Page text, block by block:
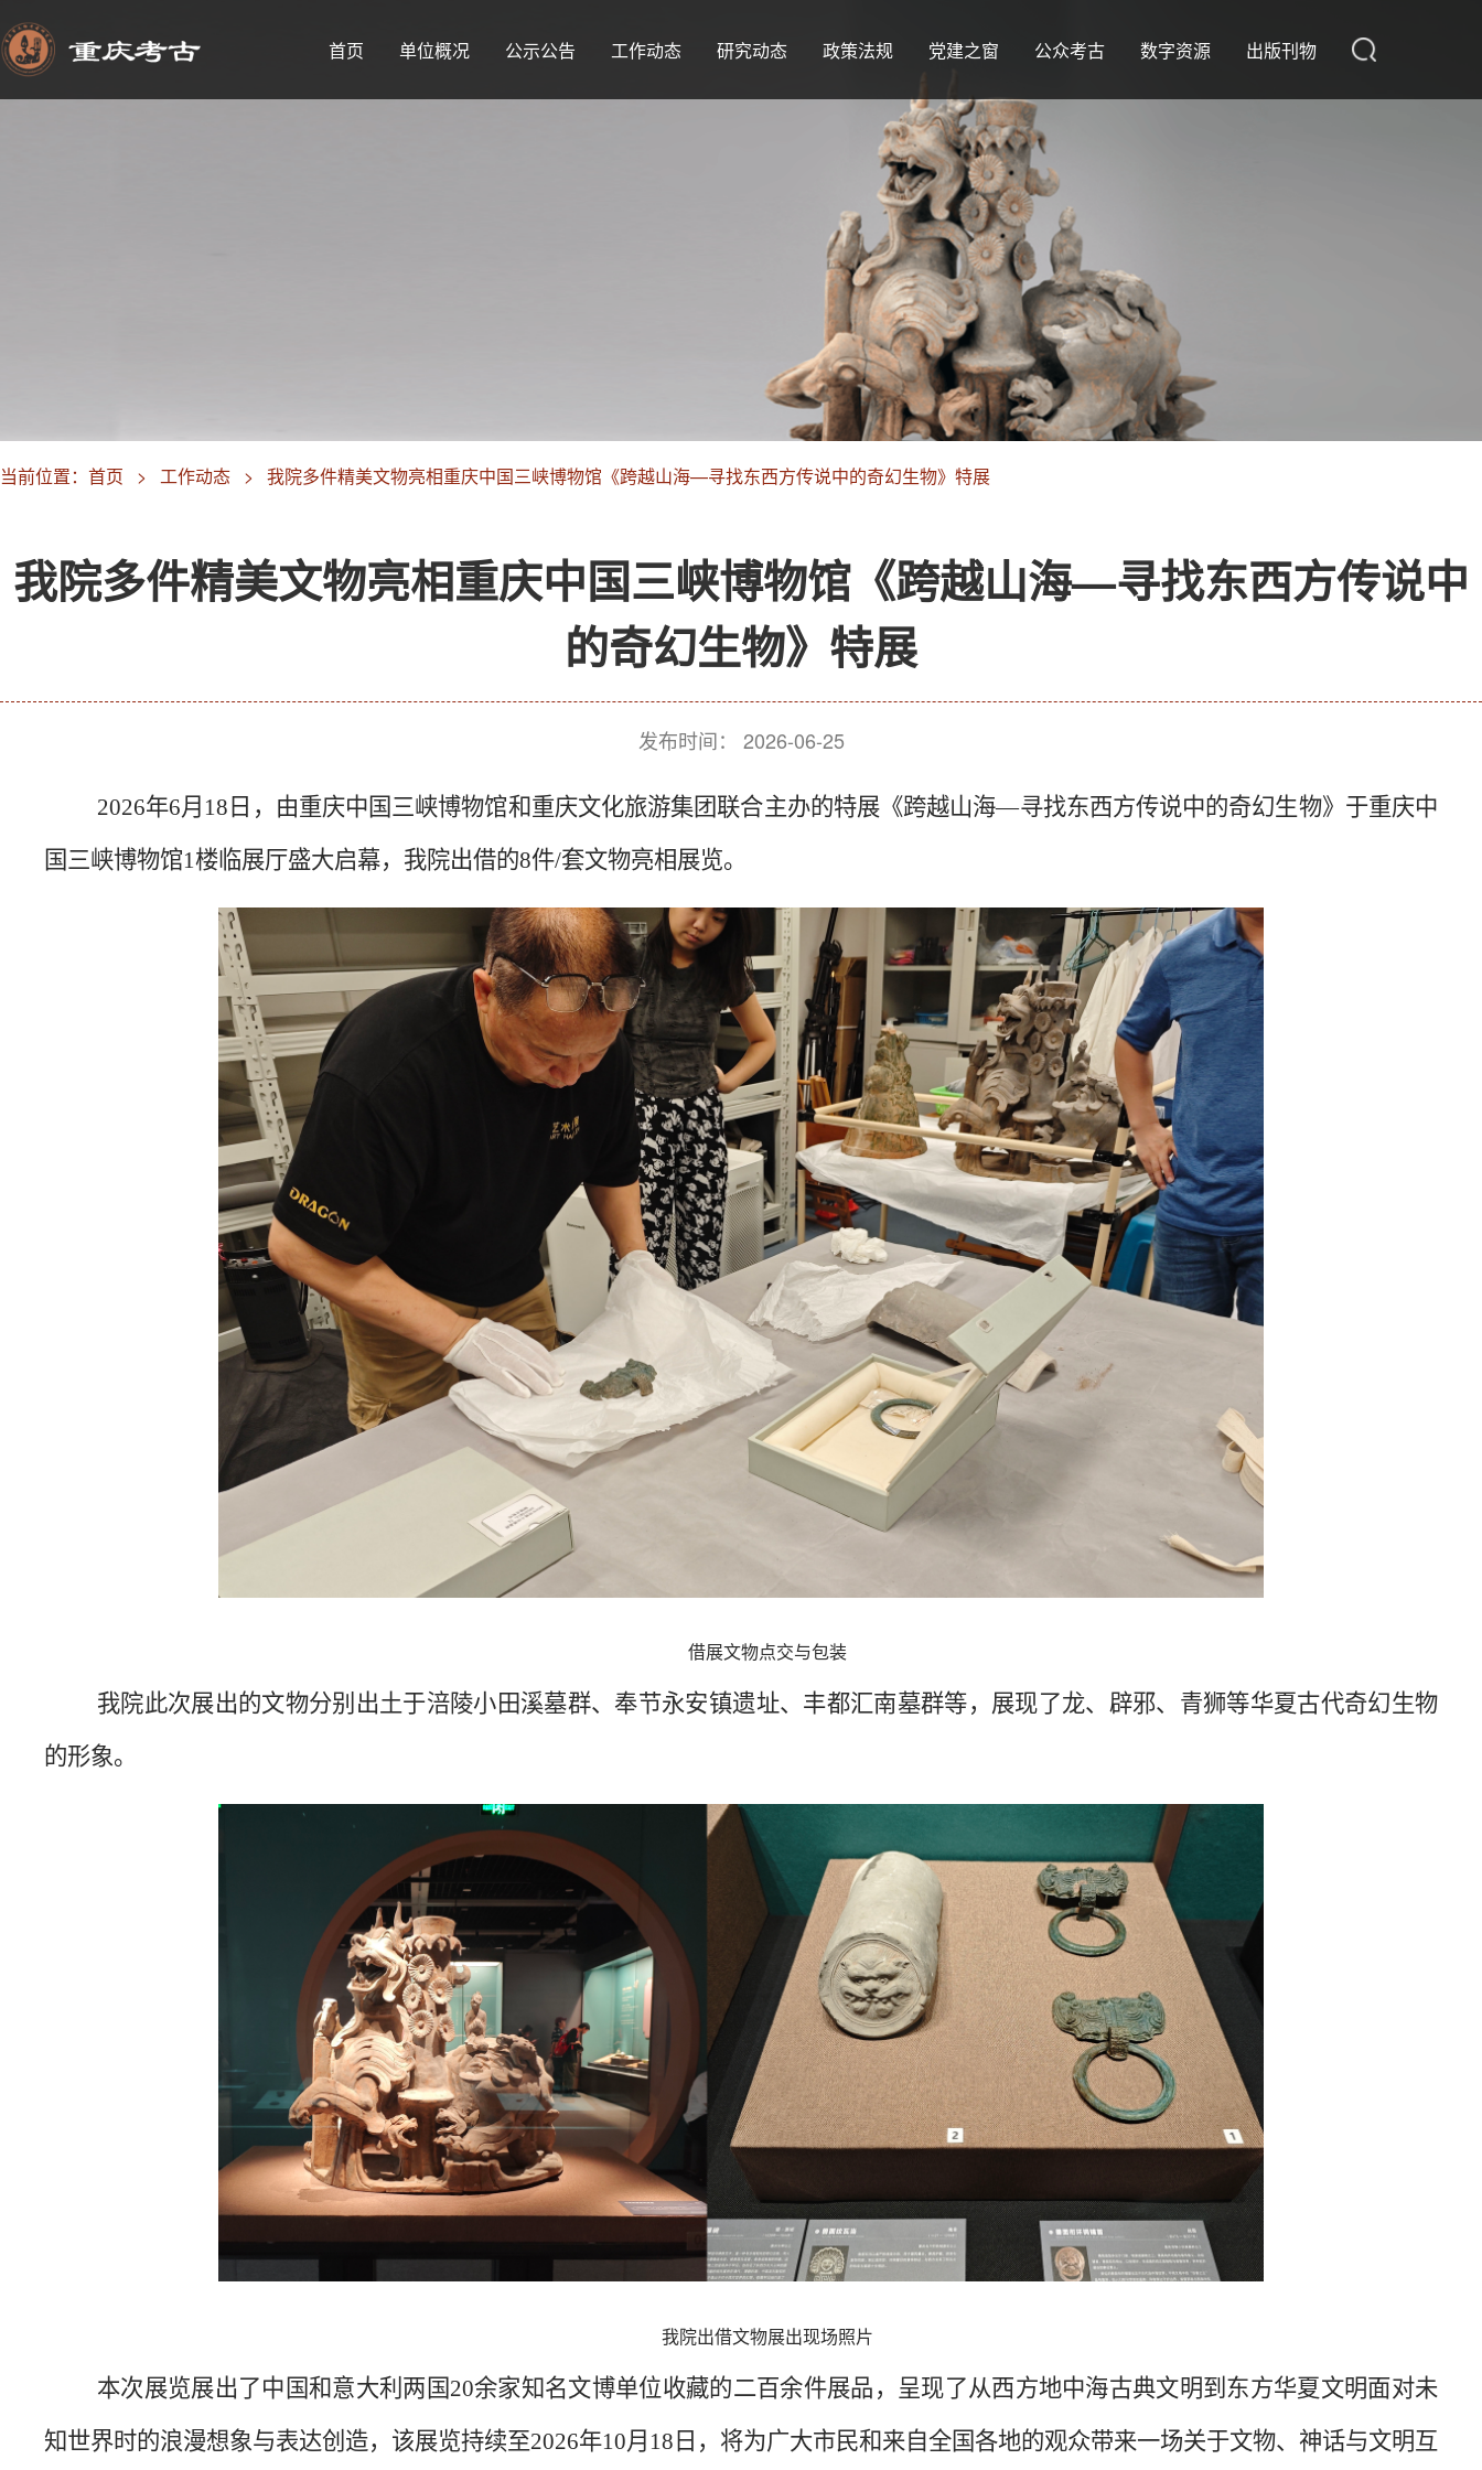
首页 单位概况 公示公告 工作动态 研究动态 政策法规 党建之窗 公众考古 数字资源 出版刊物
当前位置： 首页 > 工作动态 > 我院多件精美文物亮相重庆中国三峡博物馆《跨越山海—寻找东西方传说中的奇幻生物》特展
我院多件精美文物亮相重庆中国三峡博物馆《跨越山海—寻找东西方传说中
的奇幻生物》特展
发布时间： 2026-06-25
2026年6月 18 日，由重庆中国三峡博物馆和重庆文化旅游集团联合主办的特展《跨越山海—寻找东西方传说中的奇幻生物》于重庆中
国三峡博物馆1楼临展厅盛大启幕，我院出借的8件/套文物亮相展览。
借展文物点交与包装
我院此次展出的文物分别出土于涪陵小田溪墓群、奉节永安镇遗址、丰都汇南墓群等，展现了龙、辟邪、青狮等华夏古代奇幻生物
的形象。
我院出借文物展出现场照片
本次展览展出了中国和意大利两国20余家知名文博单位收藏的二百余件展品，呈现了从西方地中海古典文明到东方华夏文明面对未
知世界时的浪漫想象与表达创造，该展览持续至2026年10月 18 日，将为广大市民和来自全国各地的观众带来一场关于文物、神话与文明互